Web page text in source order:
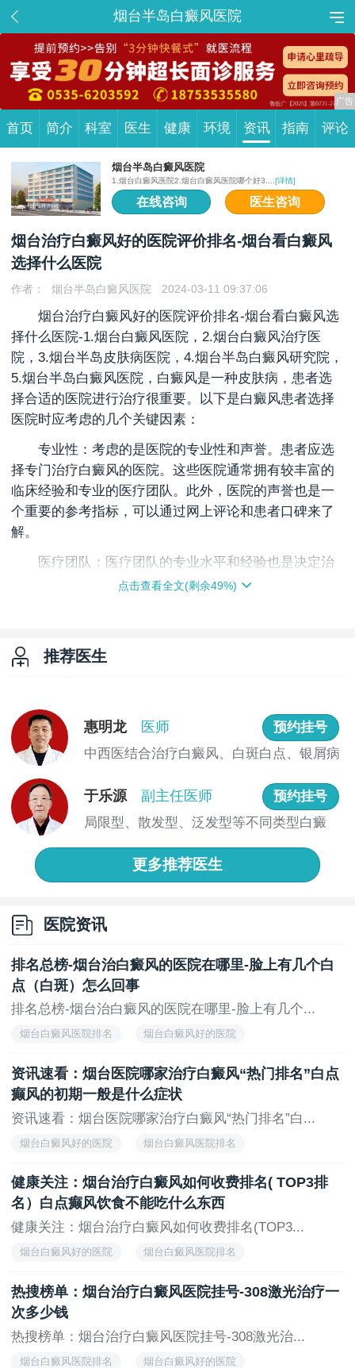
烟台半岛白癜风医院
首页 简介 科室 医生 健康 环境 资讯 指南 评论
烟台半岛白癜风医院
1.烟台白癜风医院2.烟台白癜风医院哪个好3.... [详情]
在线咨询 医生咨询
烟台治疗白癜风好的医院评价排名-烟台看白癜风
选择什么医院
作者： 烟台半岛白癜风医院 2024-03-11 09:37:06
烟台治疗白癜风好的医院评价排名-烟台看白癜风选
择什么医院-1.烟台白癜风医院，2.烟台白癜风治疗医
院，3.烟台半岛皮肤病医院，4.烟台半岛白癜风研究院，
5.烟台半岛白癜风医院，白癜风是一种皮肤病，患者选
择合适的医院进行治疗很重要。以下是白癜风患者选择
医院时应考虑的几个关键因素：
专业性：考虑的是医院的专业性和声誉。患者应选
择专门治疗白癜风的医院。这些医院通常拥有较丰富的
临床经验和专业的医疗团队。此外，医院的声誉也是一
个重要的参考指标，可以通过网上评论和患者口碑来了
解。
医疗团队：医疗团队的专业水平和经验也是决定治
疗的效果的关键因素。患者在选择医院时应了解该医院
治疗方法：不同的医院可能采用不同的治疗方法。
大的说法。
设备和环境：医院的设备和环境也是需要考虑的因
素。好的医疗设备可以提高诊断的准确性和治疗的有效
性，而舒适的治疗环境有助于患者的康复。
烟台治疗白癜风好的医院评价排名-烟台看白癜风选
择什么医院-温馨提醒：白癜风患者选择医院时，应综合
考虑医院的专业程度、医疗团队、治疗方法、设备和环
境以及费用和等多重因素。通过的了解和比较，选择适
点击查看全文(剩余49%)
推荐医生
惠明龙 医师
预约挂号
中西医结合治疗白癜风、白斑白点、银屑病
于乐源 副主任医师
预约挂号
局限型、散发型、泛发型等不同类型白癜
更多推荐医生
医院资讯
排名总榜-烟台治白癜风的医院在哪里-脸上有几个白
点（白斑）怎么回事
排名总榜-烟台治白癜风的医院在哪里-脸上有几个...
烟台白癜风医院排名 烟台白癜风好的医院
烟台白癜风医院治疗
资讯速看：烟台医院哪家治疗白癜风“热门排名”白点
癫风的初期一般是什么症状
资讯速看：烟台医院哪家治疗白癜风“热门排名”白...
烟台白癜风好的医院 烟台白癜风医院排名
烟台白癜风医院治疗
健康关注：烟台治疗白癜风如何收费排名( TOP3排
名）白点癫风饮食不能吃什么东西
健康关注：烟台治疗白癜风如何收费排名(TOP3...
烟台白癜风好的医院 烟台白癜风医院排名
烟台白癜风医院治疗
热搜榜单：烟台治疗白癜风医院挂号-308激光治疗一
次多少钱
热搜榜单：烟台治疗白癜风医院挂号-308激光治...
烟台白癜风医院排名 烟台白癜风好的医院